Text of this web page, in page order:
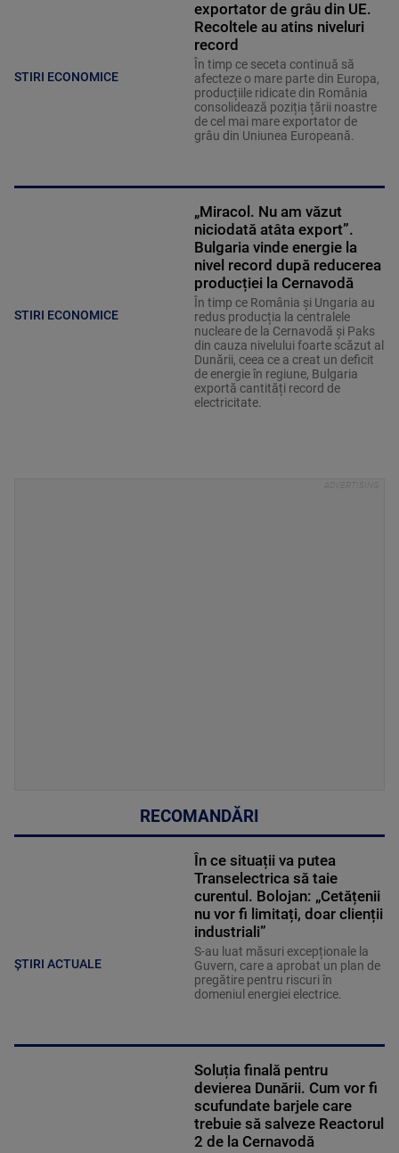
STIRI ECONOMICE
exportator de grâu din UE.
Recoltele au atins niveluri
record
În timp ce seceta continuă să
afecteze o mare parte din Europa,
producțiile ridicate din România
consolidează poziția țării noastre
de cel mai mare exportator de
grâu din Uniunea Europeană.
STIRI ECONOMICE
„Miracol. Nu am văzut
niciodată atâta export”.
Bulgaria vinde energie la
nivel record după reducerea
producției la Cernavodă
În timp ce România și Ungaria au
redus producția la centralele
nucleare de la Cernavodă și Paks
din cauza nivelului foarte scăzut al
Dunării, ceea ce a creat un deficit
de energie în regiune, Bulgaria
exportă cantități record de
electricitate.
RECOMANDĂRI
ȘTIRI ACTUALE
În ce situații va putea
Transelectrica să taie
curentul. Bolojan: „Cetățenii
nu vor fi limitați, doar clienții
industriali”
S-au luat măsuri excepționale la
Guvern, care a aprobat un plan de
pregătire pentru riscuri în
domeniul energiei electrice.
Soluția finală pentru
devierea Dunării. Cum vor fi
scufundate barjele care
trebuie să salveze Reactorul
2 de la Cernavodă